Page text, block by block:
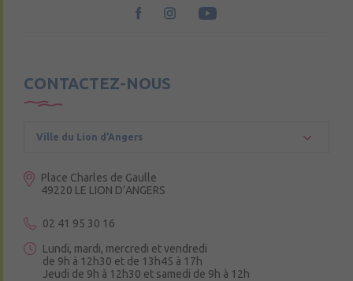
CONTACTEZ-NOUS
Ville du Lion d’Angers
Place Charles de Gaulle
49220 LE LION D’ANGERS
02 41 95 30 16
Lundi, mardi, mercredi et vendredi
de 9h à 12h30 et de 13h45 à 17h
Jeudi de 9h à 12h30 et samedi de 9h à 12h